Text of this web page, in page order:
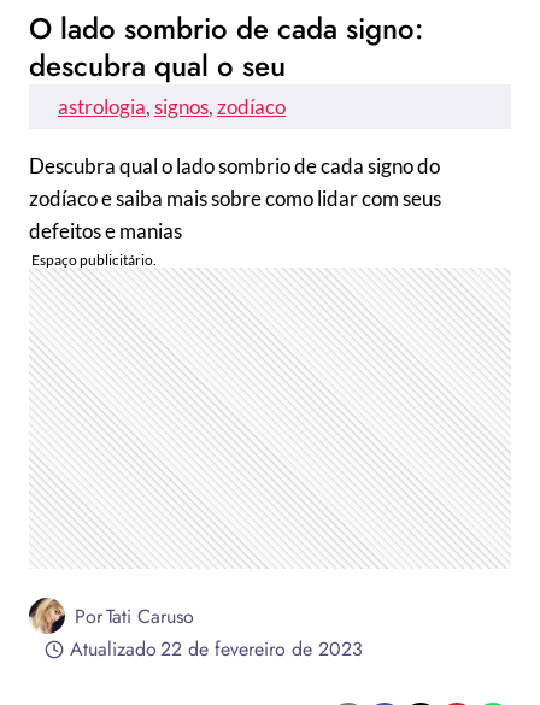
O lado sombrio de cada signo:
descubra qual o seu
astrologia, signos, zodíaco
Descubra qual o lado sombrio de cada signo do
zodíaco e saiba mais sobre como lidar com seus
defeitos e manias
PorTati Caruso
Atualizado22 de fevereiro de 2023